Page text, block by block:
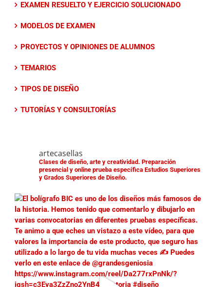
EXAMEN RESUELTO Y EJERCICIO SOLUCIONADO
MODELOS DE EXAMEN
PROYECTOS Y OPINIONES DE ALUMNOS
TEMARIOS
TIPOS DE DISEÑO
TUTORÍAS Y CONSULTORÍAS
artecasellas
Clases de diseño, arte y creatividad. Preparación
presencial y online prueba específica Estudios Superiores
y Grados Superiores de Diseño.